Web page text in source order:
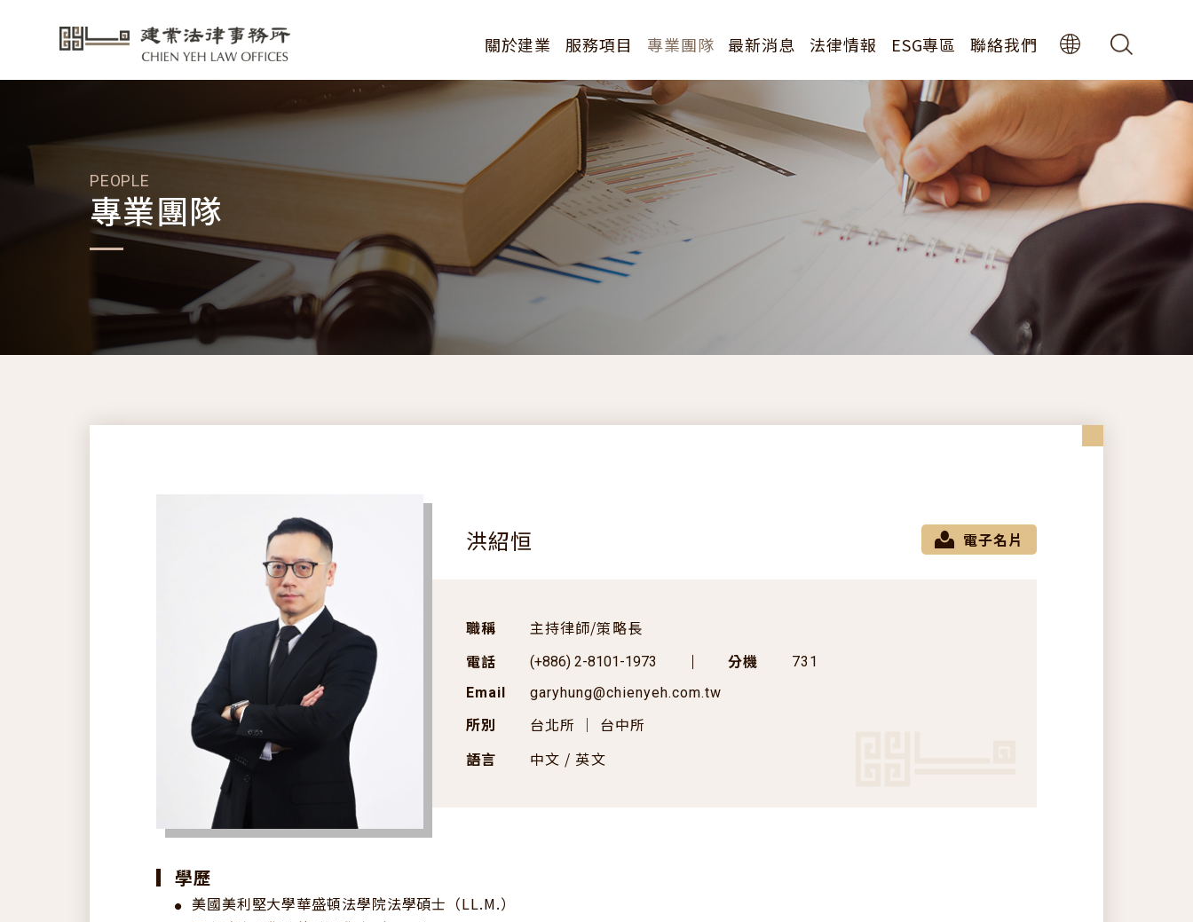
關於建業
歷史沿革
簡介下載
服務項目 專業團隊 最新消息
全部分類
研討會訊息
訊息發表
法律情報 ESG專區 聯絡我們
中
JP
PEOPLE
專業團隊
電子名片
洪紹恒
職稱
主持律師/策略長
電話
(+886) 2-8101-1973 分機
731
Email
garyhung@chienyeh.com.tw
所別
台北所 ｜ 台中所
語言
中文 / 英文
▎ 學歷
● 美國美利堅大學華盛頓法學院法學碩士（LL.M.）